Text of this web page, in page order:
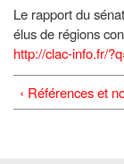
Le rapport du
élus de régions
http://clac-info.fr/
‹ Références et